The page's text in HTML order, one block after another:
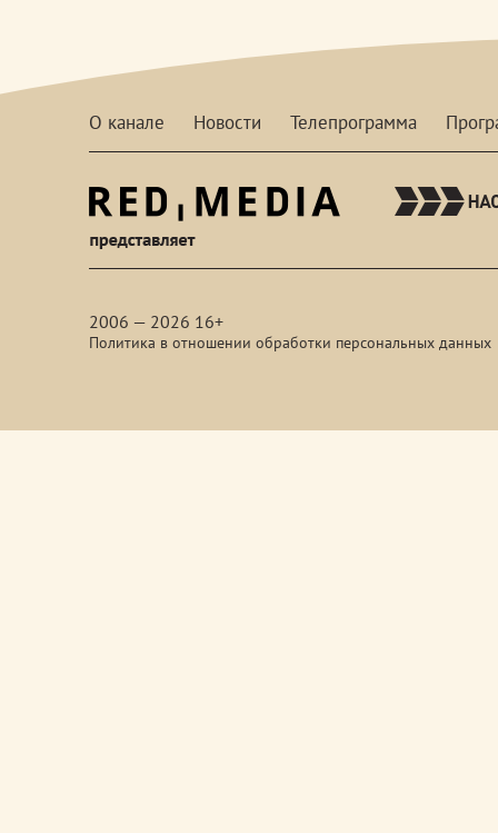
О канале Новости Телепрограмма
2006 — 2026 16+
Политика в отношении обработки персональных данных